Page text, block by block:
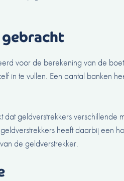
voor de berekening van de
in te vullen. Een aantal banken
geldverstrekkers verschillende
heeft daarbij een
de geldverstrekker.